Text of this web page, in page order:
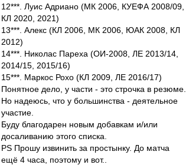
12***. Луис Адриано (МК 2006, КУЕФА 2008/09,
КЛ 2020, 2021)
13***. Алекс (КЛ 2006, МК 2006, ЮАК 2008, КЛ
2012)
14***. Николас Пареха (ОИ-2008, ЛЕ 2013/14,
2014/15, 2015/16)
15***. Маркос Рохо (КЛ 2009, ЛЕ 2016/17)
Понятное дело, у части - это строчка в резюме.
Но надеюсь, что у большинства - деятельное
участие.
Буду благодарен новым добавкам и/или
досаливанию этого списка.
PS Прошу извинить за простынку. До матча
ещё 4 часа, поэтому и вот..